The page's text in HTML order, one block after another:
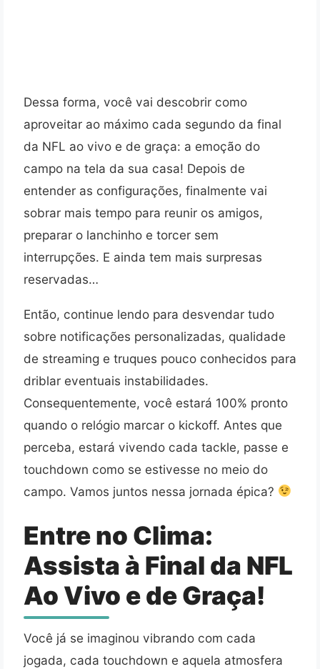
Dessa forma, você vai descobrir como
aproveitar ao máximo cada segundo da final
da NFL ao vivo e de graça: a emoção do
campo na tela da sua casa! Depois de
entender as configurações, finalmente vai
sobrar mais tempo para reunir os amigos,
preparar o lanchinho e torcer sem
interrupções. E ainda tem mais surpresas
reservadas…
Então, continue lendo para desvendar tudo
sobre notificações personalizadas, qualidade
de streaming e truques pouco conhecidos para
driblar eventuais instabilidades.
Consequentemente, você estará 100% pronto
quando o relógio marcar o kickoff. Antes que
perceba, estará vivendo cada tackle, passe e
touchdown como se estivesse no meio do
campo. Vamos juntos nessa jornada épica?
Entre no Clima:
Assista à Final da NFL
Ao Vivo e de Graça!
Você já se imaginou vibrando com cada
jogada, cada touchdown e aquela atmosfera